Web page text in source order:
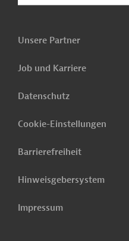
Unsere Partner
Job und Karriere
Datenschutz
Cookie-Einstellungen
Barrierefreiheit
Hinweisgebersystem
Impressum